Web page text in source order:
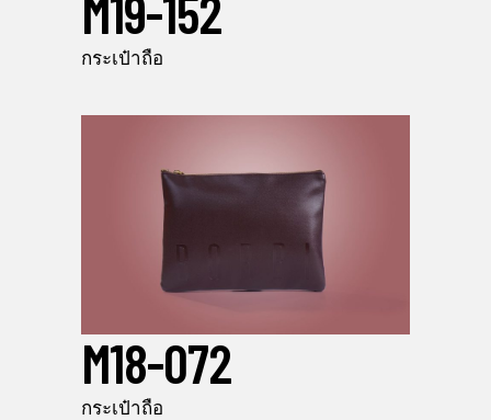
กระเป๋าถือ
M18-072
กระเป๋าถือ